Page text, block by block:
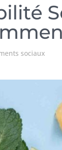
sociaux